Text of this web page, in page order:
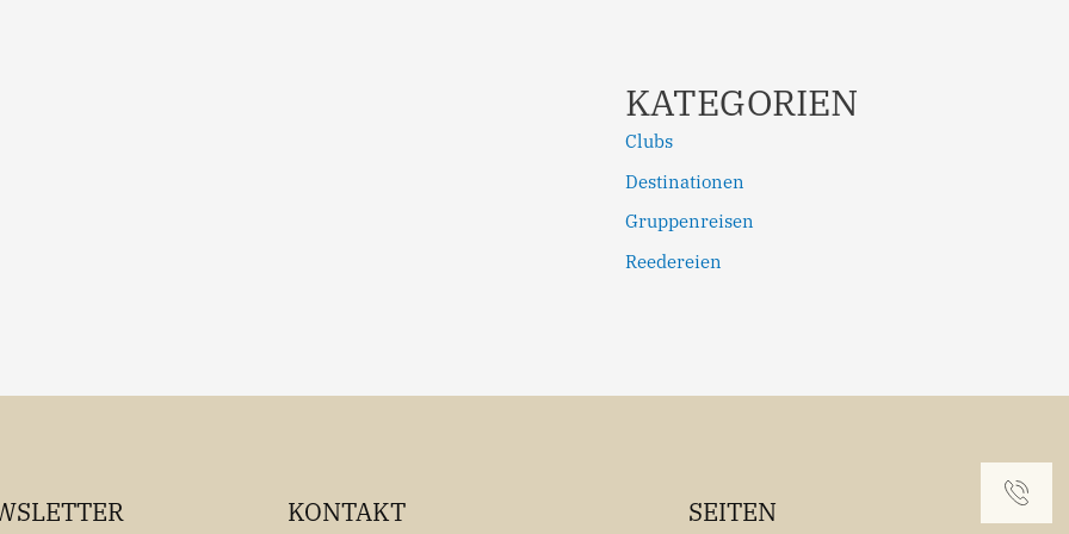
KATEGORIEN
Clubs
Destinationen
Gruppenreisen
Reedereien
KONTAKT SEITEN